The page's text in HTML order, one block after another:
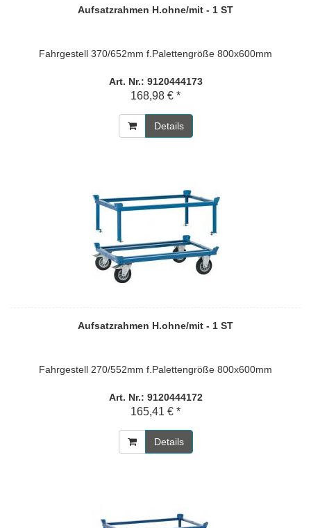
Aufsatzrahmen H.ohne/mit - 1 ST
Fahrgestell 370/652mm f.Palettengröße 800x600mm
Art. Nr.: 9120444173
168,98 € *
Details
Aufsatzrahmen H.ohne/mit - 1 ST
Fahrgestell 270/552mm f.Palettengröße 800x600mm
Art. Nr.: 9120444172
165,41 € *
Details